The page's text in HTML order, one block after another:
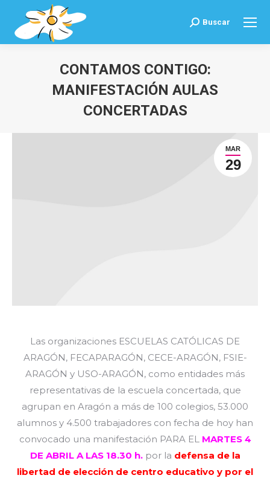
Buscar:
Buscar
CONTAMOS CONTIGO:
MANIFESTACIÓN AULAS
CONCERTADAS
MAR
29
Las organizaciones ESCUELAS CATÓLICAS DE
ARAGÓN, FECAPARAGÓN, CECE-ARAGÓN, FSIE-
ARAGÓN y USO-ARAGÓN, como entidades más
representativas de la escuela concertada, que
agrupan en Aragón a más de 100 colegios, 53.000
alumnos y 4.500 trabajadores con fecha de hoy han
convocado una manifestación PARA EL MARTES 4
DE ABRIL A LAS 18.30 h.por la defensa de la
libertad de elección de centro educativo y por el